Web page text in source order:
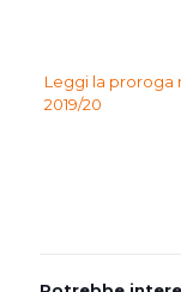
Leggi la proroga
2019/20